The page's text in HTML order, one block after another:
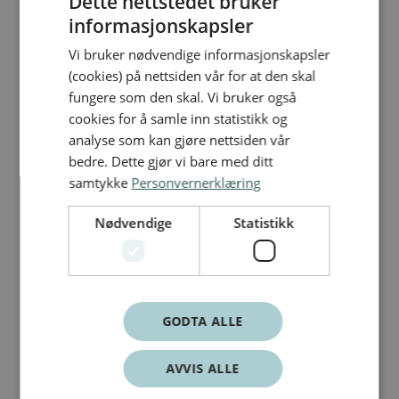
DBS/
informasjonskapsler
Vi bruker nødvendige informasjonskapsler
(cookies) på nettsiden vår for at den skal
fungere som den skal. Vi bruker også
cookies for å samle inn statistikk og
analyse som kan gjøre nettsiden vår
bedre. Dette gjør vi bare med ditt
samtykke Personvernerklæring
Nødvendige Statistikk
GODTA ALLE
AVVIS ALLE